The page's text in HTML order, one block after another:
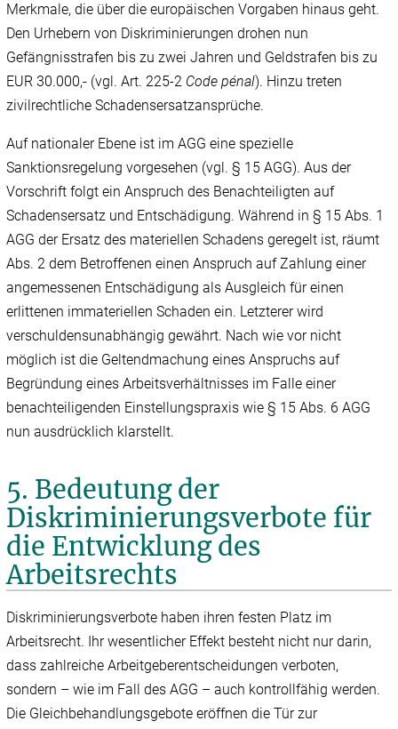
Merkmale, die über die europäischen Vorgaben hinaus geht.
Den Urhebern von Diskriminierungen drohen nun
Gefängnisstrafen bis zu zwei Jahren und Geldstrafen bis zu
EUR 30.000,- (vgl. Art. 225-2 Code pénal). Hinzu treten
zivilrechtliche Schadensersatzansprüche.
Auf nationaler Ebene ist im AGG eine spezielle
Sanktionsregelung vorgesehen (vgl. § 15 AGG). Aus der
Vorschrift folgt ein Anspruch des Benachteiligten auf
Schadensersatz und Entschädigung. Während in § 15 Abs. 1
AGG der Ersatz des materiellen Schadens geregelt ist, räumt
Abs. 2 dem Betroffenen einen Anspruch auf Zahlung einer
angemessenen Entschädigung als Ausgleich für einen
erlittenen immateriellen Schaden ein. Letzterer wird
verschuldensunabhängig gewährt. Nach wie vor nicht
möglich ist die Geltendmachung eines Anspruchs auf
Begründung eines Arbeitsverhältnisses im Falle einer
benachteiligenden Einstellungspraxis wie § 15 Abs. 6 AGG
nun ausdrücklich klarstellt.
5. Bedeutung der
Diskriminierungsverbote für
die Entwicklung des
Arbeitsrechts
Diskriminierungsverbote haben ihren festen Platz im
Arbeitsrecht. Ihr wesentlicher Effekt besteht nicht nur darin,
dass zahlreiche Arbeitgeberentscheidungen verboten,
sondern – wie im Fall des AGG – auch kontrollfähig werden.
Die Gleichbehandlungsgebote eröffnen die Tür zur